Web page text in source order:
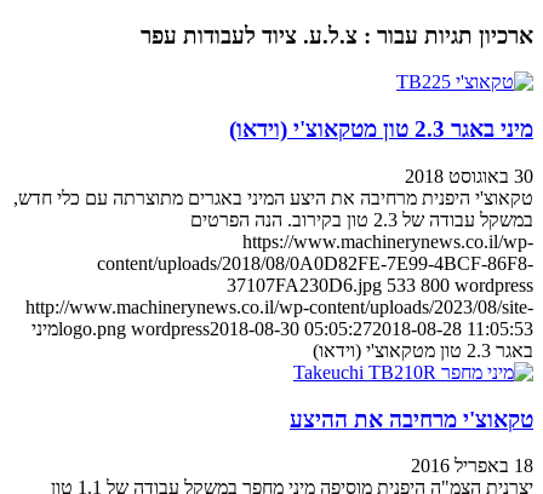
ארכיון תגיות עבור : צ.ל.ע. ציוד לעבודות עפר
מיני באגר 2.3 טון מטקאוצ'י (וידאו)
30 באוגוסט 2018
טקאוצ'י היפנית מרחיבה את היצע המיני באגרים מתוצרתה עם כלי חדש,
במשקל עבודה של 2.3 טון בקירוב. הנה הפרטים
https://www.machinerynews.co.il/wp-
content/uploads/2018/08/0A0D82FE-7E99-4BCF-86F8-
37107FA230D6.jpg 533 800 wordpress
http://www.machinerynews.co.il/wp-content/uploads/2023/08/site-
logo.png wordpress2018-08-30 05:05:272018-08-28 11:05:53
מיני
באגר 2.3 טון מטקאוצ'י (וידאו)
טקאוצ'י מרחיבה את ההיצע
18 באפריל 2016
יצרנית הצמ"ה היפנית מוסיפה מיני מחפר במשקל עבודה של 1.1 טון